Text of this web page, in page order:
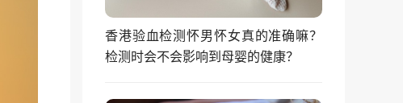
香港验血检测怀男怀女真的准确嘛？
检测时会不会影响到母婴的健康？